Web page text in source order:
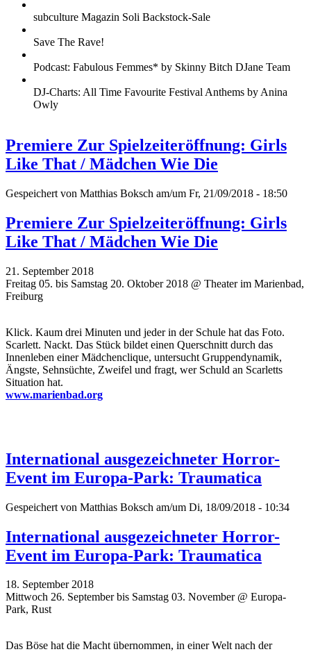
subculture Magazin Soli Backstock-Sale
Save The Rave!
Podcast: Fabulous Femmes* by Skinny Bitch DJane Team
DJ-Charts: All Time Favourite Festival Anthems by Anina
Owly
Premiere Zur Spielzeiteröffnung: Girls
Like That / Mädchen Wie Die
Gespeichert von Matthias Boksch am/um Fr, 21/09/2018 - 18:50
Premiere Zur Spielzeiteröffnung: Girls
Like That / Mädchen Wie Die
21. September 2018
Freitag 05. bis Samstag 20. Oktober 2018 @ Theater im Marienbad,
Freiburg
Klick. Kaum drei Minuten und jeder in der Schule hat das Foto.
Scarlett. Nackt. Das Stück bildet einen Querschnitt durch das
Innenleben einer Mädchenclique, untersucht Gruppendynamik,
Ängste, Sehnsüchte, Zweifel und fragt, wer Schuld an Scarletts
Situation hat.
www.marienbad.org
International ausgezeichneter Horror-
Event im Europa-Park: Traumatica
Gespeichert von Matthias Boksch am/um Di, 18/09/2018 - 10:34
International ausgezeichneter Horror-
Event im Europa-Park: Traumatica
18. September 2018
Mittwoch 26. September bis Samstag 03. November @ Europa-
Park, Rust
Das Böse hat die Macht übernommen, in einer Welt nach der